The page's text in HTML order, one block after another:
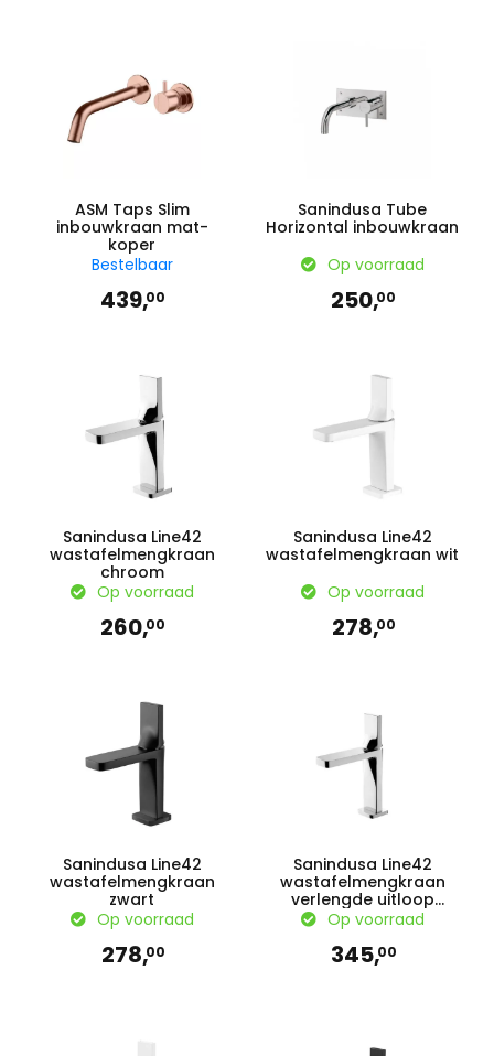
ASM Taps Slim
inbouwkraan mat-
koper
Bestelbaar
439,00
Sanindusa Tube
Horizontal inbouwkraan
Op voorraad
250,00
Sanindusa Line42
wastafelmengkraan
chroom
Op voorraad
260,00
Sanindusa Line42
wastafelmengkraan wit
Op voorraad
278,00
Sanindusa Line42
wastafelmengkraan
zwart
Op voorraad
278,00
Sanindusa Line42
wastafelmengkraan
verlengde uitloop
chroom
Op voorraad
345,00